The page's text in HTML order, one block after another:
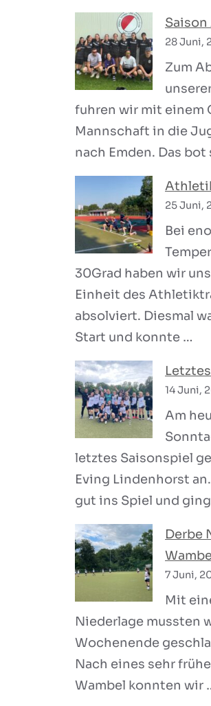
28 Juni,
Zum
fuhren wir mit einem
Mannschaft in die
nach Emden. Das bot
25 Juni,
Bei
30Grad haben wir
Einheit des
absolviert. Diesmal
Start und konnte …
14 Juni,
Am
letztes Saisonspiel
Eving Lindenhorst
gut ins Spiel und
Derbe
7 Juni,
Mit
Niederlage mussten
Wochenende
Nach eines sehr
Wambel konnten wir